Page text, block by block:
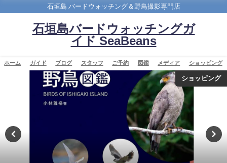
石垣島 バードウォッチング＆野鳥撮影専門店
石垣島バードウォッチングガ
イド SeaBeans
ホーム ガイド ブログ スタッフ ご予約 図鑑 メディア ショッピング
ショッピング